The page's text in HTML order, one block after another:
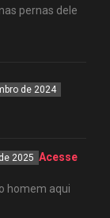
pernas dele
de 2024
2025 Acesse
homem aqui